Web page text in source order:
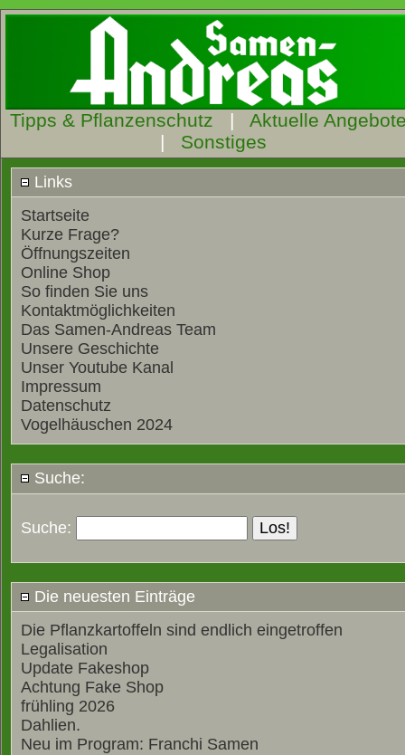
Tipps & Pflanzenschutz | Aktuelle
| Sonstiges
Links
Startseite
Kurze Frage?
Öffnungszeiten
Online Shop
So finden Sie uns
Kontaktmöglichkeiten
Das Samen-Andreas Team
Unsere Geschichte
Unser Youtube Kanal
Impressum
Datenschutz
Vogelhäuschen 2024
Suche:
Suche:
Die neuesten Einträge
Die Pflanzkartoffeln sind endlich eingetroffen
Legalisation
Update Fakeshop
Achtung Fake Shop
frühling 2026
Dahlien.
Neu im Program: Franchi Samen